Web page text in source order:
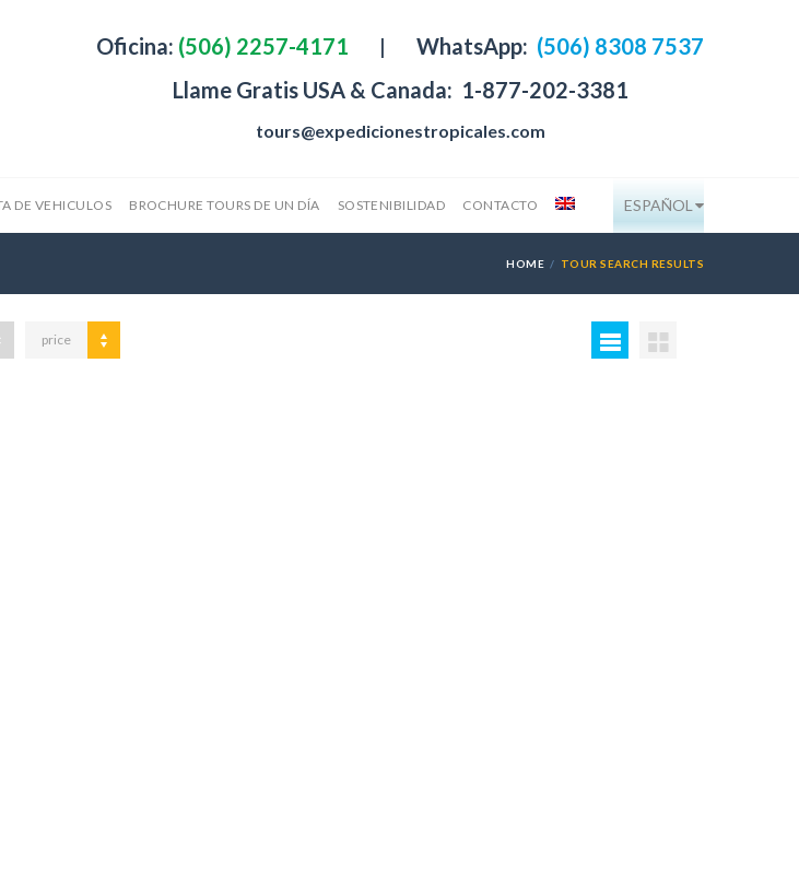
Oficina: (506) 2257-4171 | WhatsApp: (506) 8308 7537
Llame Gratis USA & Canada: 1-877-202-3381
tours@expedicionestropicales.com
DE VEHICULOS BROCHURE TOURS DE UN DÍA SOSTENIBILIDAD CONTACTO ESPAÑOL
HOME TOUR SEARCH RESULTS
price